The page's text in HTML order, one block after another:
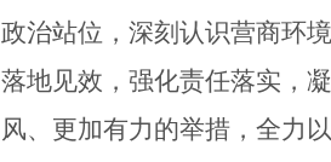
政治站位，深刻认识营商环
落地见效，强化责任落实，
风、更加有力的举措，全力